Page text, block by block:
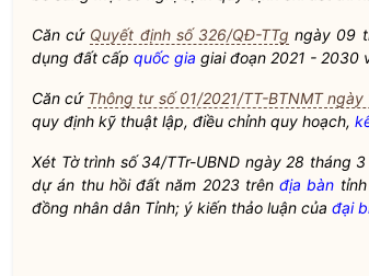
Căn cứ Quyết định số 326/QĐ-TTg ngày 09
dụng đất cấp quốc gia giai đoạn 2021 - 2030
Căn cứ Thông tư số 01/2021/TT-BTNMT ngày
quy định kỹ thuật lập, điều chỉnh quy hoạch,
Xét Tờ trình số 34/TTr-UBND ngày 28 tháng
dự án thu hồi đất năm 2023 trên địa bàn
đồng nhân dân Tỉnh; ý kiến thảo luận của đại